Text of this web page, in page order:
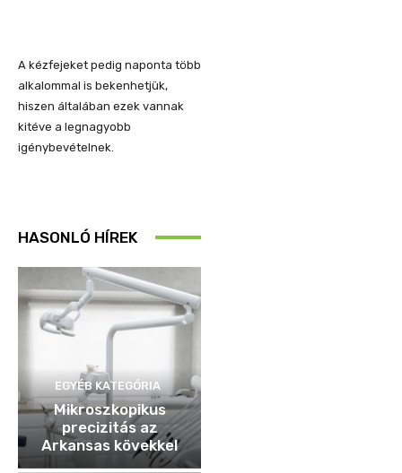
A kézfejeket pedig naponta több
alkalommal is bekenhetjük,
hiszen általában ezek vannak
kitéve a legnagyobb
igénybevételnek.
HASONLÓ HÍREK
EGYÉB KATEGÓRIA
Mikroszkopikus
precizitás az
Arkansas kövekkel